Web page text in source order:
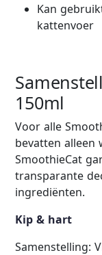
Kan
kattenvoer
150ml
Voor alle
bevatten alleen
SmoothieCat
transparante
ingrediënten.
Kip & hart
Samenstelling: